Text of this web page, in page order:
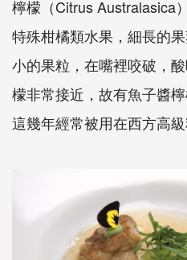
檸檬（Citrus Australasica
特殊柑橘類水果，細長的
小的果粒，在嘴裡咬破，
檬非常接近，故有魚子醬
這幾年經常被用在西方高